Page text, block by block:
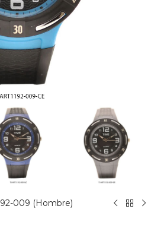
009 (Hombre)